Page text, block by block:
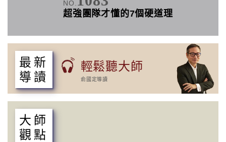
NO.
超強團隊才懂的7個硬道理
最新
導讀
輕鬆聽大師
俞國定導讀
大師
觀點